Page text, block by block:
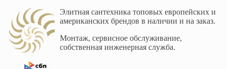
Элитная сантехника топовых европейских и
американских брендов в наличии и на заказ.
Монтаж, сервисное обслуживание,
собственная инженерная служба.